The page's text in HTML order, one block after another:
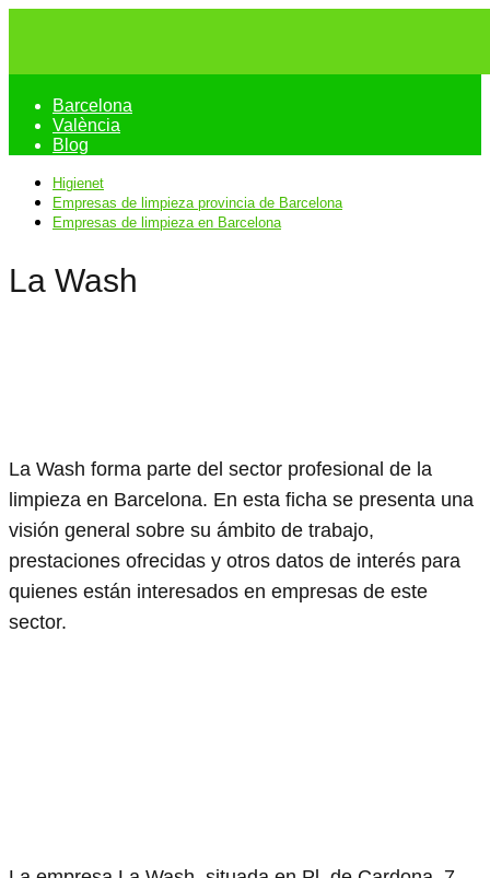
Barcelona
València
Blog
Higienet
Empresas de limpieza provincia de Barcelona
Empresas de limpieza en Barcelona
La Wash
La Wash forma parte del sector profesional de la
limpieza en Barcelona. En esta ficha se presenta una
visión general sobre su ámbito de trabajo,
prestaciones ofrecidas y otros datos de interés para
quienes están interesados en empresas de este
sector.